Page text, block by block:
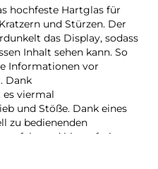
hochfeste Hartglas für
und Stürzen. Der
das Display, sodass
Inhalt sehen kann. So
Informationen vor
Dank
viermal
und Stöße. Dank eines
zu bedienenden
und blasenfrei.